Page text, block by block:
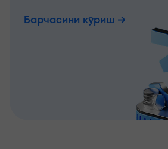
Барчасини кўриш